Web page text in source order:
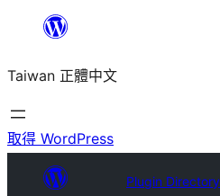
主
要
內
Taiwan 正體中文
取得 WordPress
Plugin Directory